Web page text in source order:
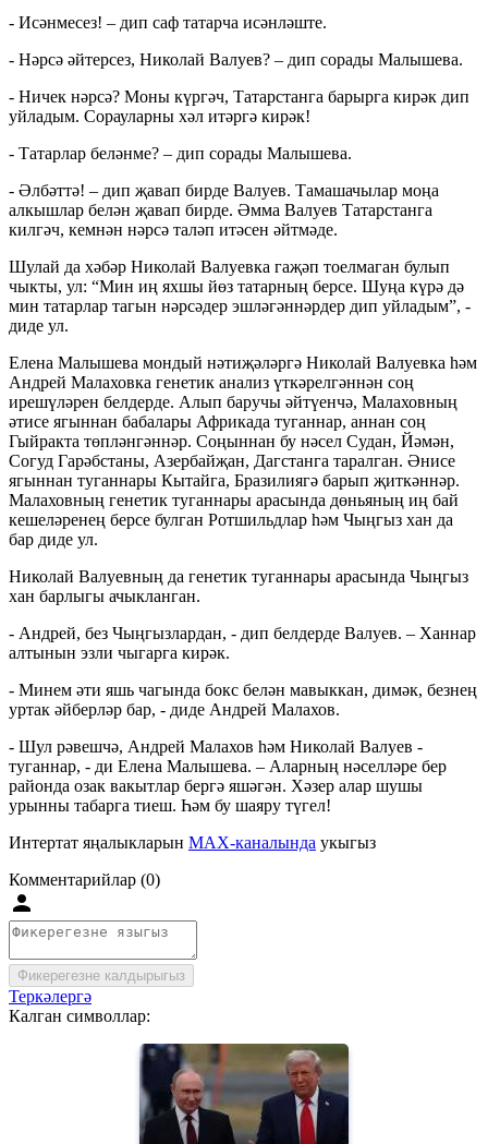
- Исәнмесез! – дип саф татарча исәнләште.
- Нәрсә әйтерсез, Николай Валуев? – дип сорады Малышева.
- Ничек нәрсә? Моны күргәч, Татарстанга барырга кирәк дип
уйладым. Сорауларны хәл итәргә кирәк!
- Татарлар беләнме? – дип сорады Малышева.
- Әлбәттә! – дип җавап бирде Валуев. Тамашачылар моңа
алкышлар белән җавап бирде. Әмма Валуев Татарстанга
килгәч, кемнән нәрсә таләп итәсен әйтмәде.
Шулай да хәбәр Николай Валуевка гаҗәп тоелмаган булып
чыкты, ул: “Мин иң яхшы йөз татарның берсе. Шуңа күрә дә
мин татарлар тагын нәрсәдер эшләгәннәрдер дип уйладым”, -
диде ул.
Елена Малышева мондый нәтиҗәләргә Николай Валуевка һәм
Андрей Малаховка генетик анализ үткәрелгәннән соң
ирешүләрен белдерде. Алып баручы әйтүенчә, Малаховның
әтисе ягыннан бабалары Африкада туганнар, аннан соң
Гыйракта төпләнгәннәр. Соңыннан бу нәсел Судан, Йәмән,
Согуд Гарәбстаны, Азербайҗан, Дагстанга таралган. Әнисе
ягыннан туганнары Кытайга, Бразилиягә барып җиткәннәр.
Малаховның генетик туганнары арасында дөньяның иң бай
кешеләренең берсе булган Ротшильдлар һәм Чыңгыз хан да
бар диде ул.
Николай Валуевның да генетик туганнары арасында Чыңгыз
хан барлыгы ачыкланган.
- Андрей, без Чыңгызлардан, - дип белдерде Валуев. – Ханнар
алтынын эзли чыгарга кирәк.
- Минем әти яшь чагында бокс белән мавыккан, димәк, безнең
уртак әйберләр бар, - диде Андрей Малахов.
- Шул рәвешчә, Андрей Малахов һәм Николай Валуев -
туганнар, - ди Елена Малышева. – Аларның нәселләре бер
районда озак вакытлар бергә яшәгән. Хәзер алар шушы
урынны табарга тиеш. Һәм бу шаяру түгел!
Интертат яңалыкларын MAX-каналында укыгыз
Комментарийлар (0)
Фикерегезне калдырыгыз
Теркәлергә
Калган символлар: